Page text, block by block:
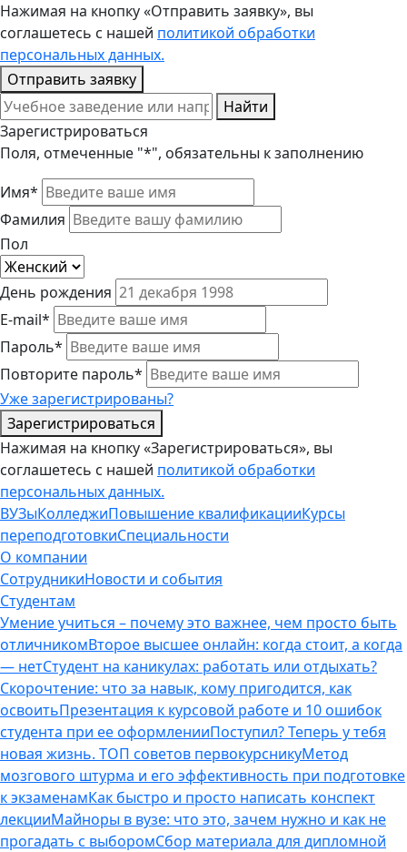
Нажимая на кнопку «Отправить заявку», вы
соглашетесь с нашей политикой обработки
персональных данных.
Отправить заявку
Найти
Зарегистрироваться
Поля, отмеченные "*", обязательны к заполнению
Имя*
Фамилия
Пол
День рождения
E-mail*
Пароль*
Повторите пароль*
Уже зарегистрированы?
Зарегистрироваться
Нажимая на кнопку «Зарегистрироваться», вы
соглашетесь с нашей политикой обработки
персональных данных.
ВУЗыКолледжиПовышение квалификацииКурсы
переподготовкиСпециальности
О компании
СотрудникиНовости и события
Студентам
Умение учиться – почему это важнее, чем просто быть
отличникомВторое высшее онлайн: когда стоит, а когда
— нетСтудент на каникулах: работать или отдыхать?
Скорочтение: что за навык, кому пригодится, как
освоитьПрезентация к курсовой работе и 10 ошибок
студента при ее оформленииПоступил? Теперь у тебя
новая жизнь. ТОП советов первокурсникуМетод
мозгового штурма и его эффективность при подготовке
к экзаменамКак быстро и просто написать конспект
лекцииМайноры в вузе: что это, зачем нужно и как не
прогадать с выборомСбор материала для дипломной